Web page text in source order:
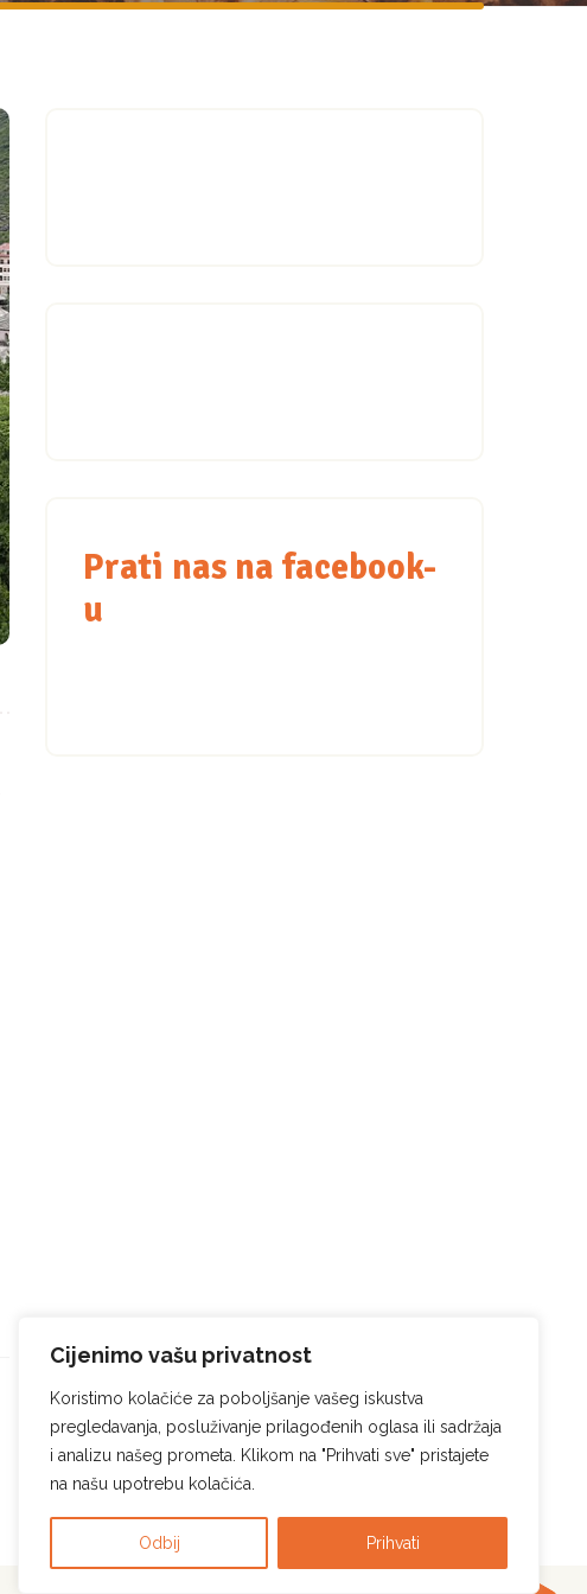
Cijenimo vašu privatnost
Koristimo kolačiće za poboljšanje vašeg iskustva
pregledavanja, posluživanje prilagođenih oglasa ili sadržaja
i analizu našeg prometa. Klikom na "Prihvati sve" pristajete
na našu upotrebu kolačića.
Odbij Prihvati
Prati nas na facebook-
u